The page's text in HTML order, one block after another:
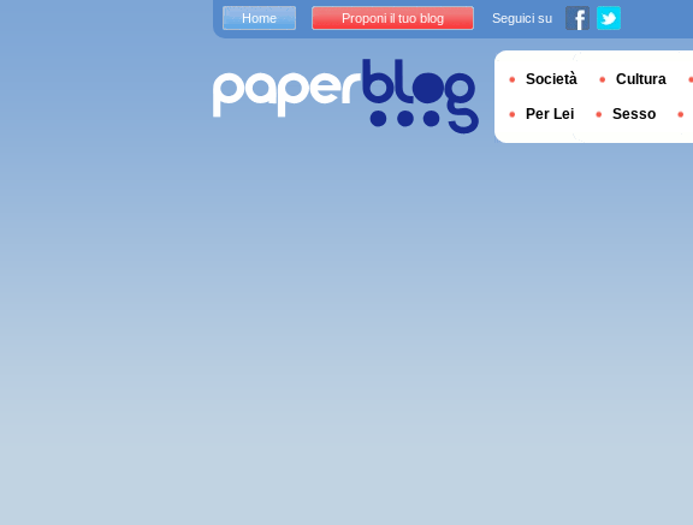
Home Proponi il tuo blog Seguici su
Società Cultura
Per Lei Sesso